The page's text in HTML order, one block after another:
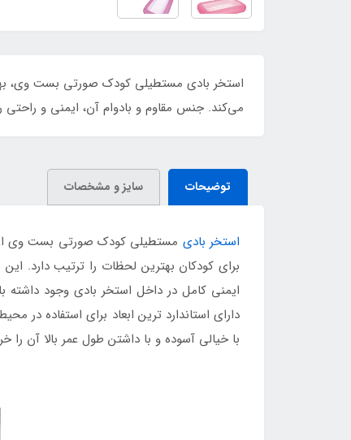
استخر بادی مستطیلی کودک صورتی بست وی،
می‌کند. جنس مقاوم و بادوام آن، ایمنی و
توضیحات سایز و مشخصات
استخر بادی مستطیلی کودک صورتی بست وی از
برای کودکان بهترین لحظات را ترتیب دارد.
ایمنی کامل در داخل استخر بادی وجود
دارای استاندارد ترین ابعاد برای استفاده
با خیالی آسوده و با داشتن طول عمر بالا آن